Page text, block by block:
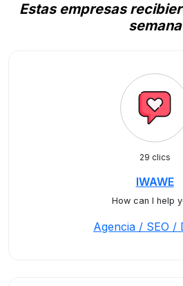
Estas empresas
semana
29 clics
IWAWE
How can I help
Agencia / SEO /